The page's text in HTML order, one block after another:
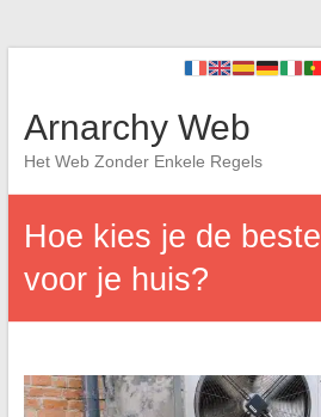
Arnarchy Web
Het Web Zonder Enkele Regels
Hoe kies je de
voor je huis?